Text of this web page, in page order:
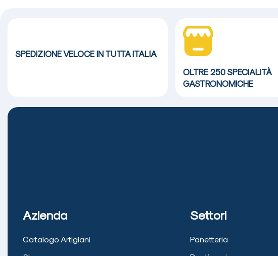
SPEDIZIONE VELOCE IN TUTTA ITALIA
OLTRE 250 SPECIALITÀ
GASTRONOMICHE
Azienda
Catalogo Artigiani
Settori
Panetteria